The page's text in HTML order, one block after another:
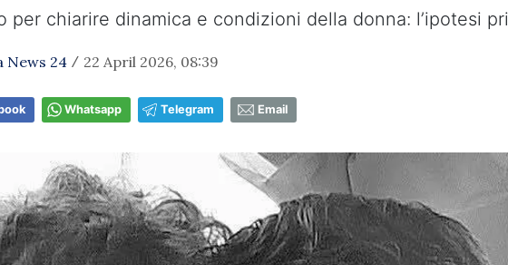
per chiarire dinamica e condizioni della donna: l’ipotesi
News 24 / 22 April 2026, 08:39
Whatsapp Telegram Email